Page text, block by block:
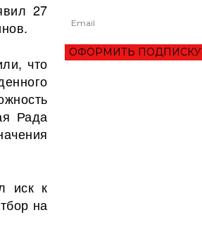
27
что
Рада
иск к
на
ОФОРМИТЬ ПОДПИСКУ